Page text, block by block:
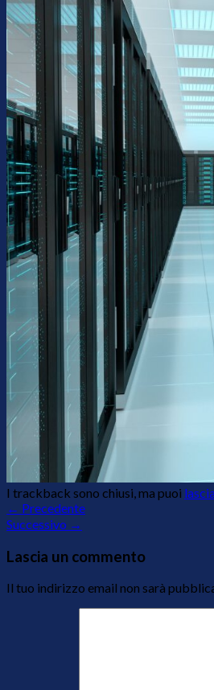
Chi siamo
Soluzioni per le imprese
Soluzioni STS
Servizi web
Consulenza
Contatti
Assistenza
I trackback sono chiusi, ma puoi
← Precedente
Successivo →
Lascia un commento
Il tuo indirizzo email non sarà